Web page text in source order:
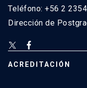
Teléfono: +56 2
Dirección de
ACREDITACIÓN